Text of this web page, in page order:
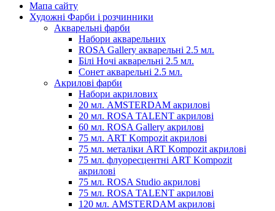
Мапа сайту
Художні Фарби і розчинники
Акварельні фарби
Набори акварельних
ROSA Gallery акварельні 2.5 мл.
Білі Ночі акварельні 2.5 мл.
Сонет акварельні 2.5 мл.
Акрилові фарби
Набори акрилових
20 мл. AMSTERDAM акрилові
20 мл. ROSA TALENT акрилові
60 мл. ROSA Gallery акрилові
75 мл. ART Kompozit акрилові
75 мл. металіки ART Kompozit акрилові
75 мл. флуоресцентні ART Kompozit
акрилові
75 мл. ROSA Studio акрилові
75 мл. ROSA TALENT акрилові
120 мл. AMSTERDAM акрилові